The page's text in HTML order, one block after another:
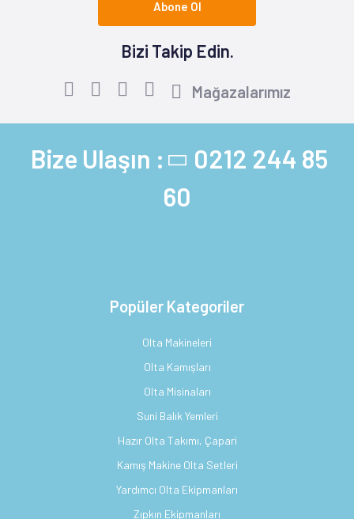
Abone Ol
Bizi Takip Edin.
Mağazalarımız
Bize Ulaşın : 0212 244 85
60
Popüler Kategoriler
Olta Makineleri
Olta Kamışları
Olta Misinaları
Suni Balık Yemleri
Hazır Olta Takımı, Çapari
Kamış Makine Olta Setleri
Yardımcı Olta Ekipmanları
Zıpkın Ekipmanları